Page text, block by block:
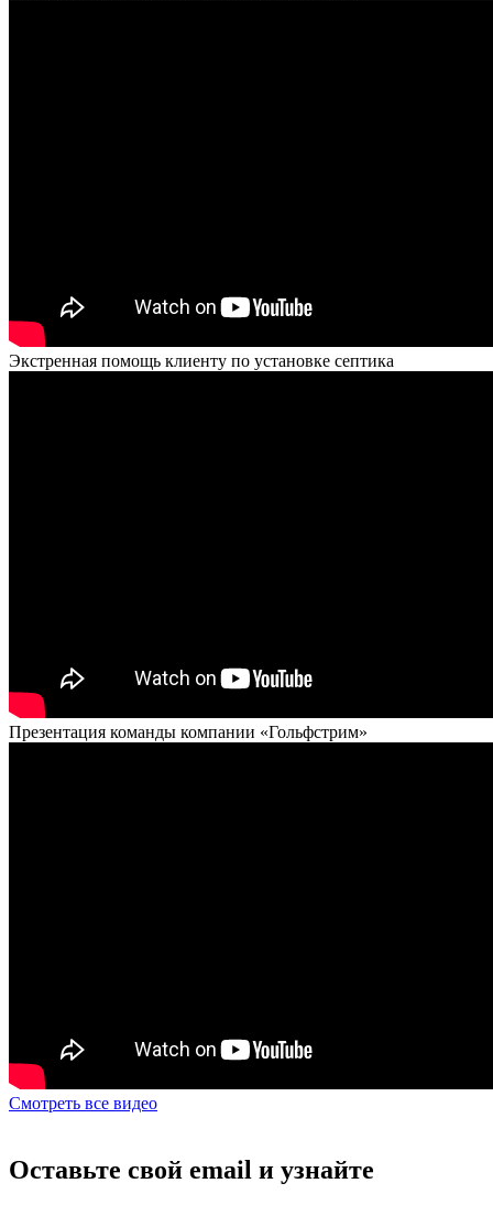
Экстренная помощь клиенту по установке септика
Презентация команды компании «Гольфстрим»
Смотреть все видео
Оставьте свой email и узнайте